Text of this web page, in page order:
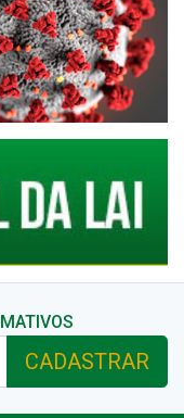
CADASTRAR